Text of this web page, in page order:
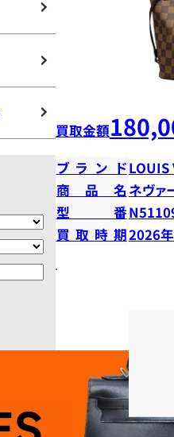
買取金額
ブランドLOUIS
商品名 ネヴァ
型番
買取時期2026